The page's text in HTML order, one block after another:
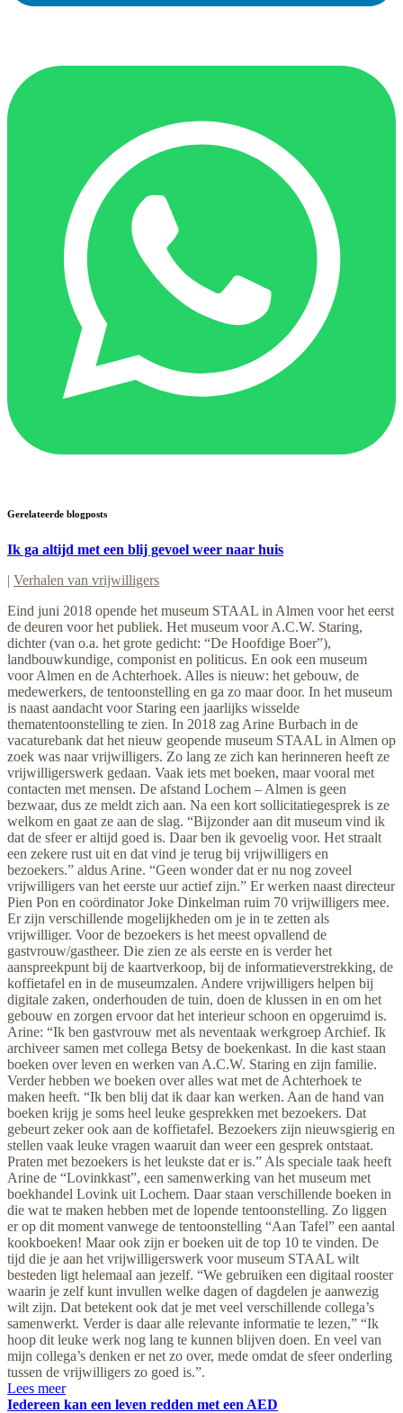
Gerelateerde blogposts
Ik ga altijd met een blij gevoel weer naar huis
| Verhalen van vrijwilligers
Eind juni 2018 opende het museum STAAL in Almen voor het eerst
de deuren voor het publiek. Het museum voor A.C.W. Staring,
dichter (van o.a. het grote gedicht: “De Hoofdige Boer”),
landbouwkundige, componist en politicus. En ook een museum
voor Almen en de Achterhoek. Alles is nieuw: het gebouw, de
medewerkers, de tentoonstelling en ga zo maar door. In het museum
is naast aandacht voor Staring een jaarlijks wisselde
thematentoonstelling te zien. In 2018 zag Arine Burbach in de
vacaturebank dat het nieuw geopende museum STAAL in Almen op
zoek was naar vrijwilligers. Zo lang ze zich kan herinneren heeft ze
vrijwilligerswerk gedaan. Vaak iets met boeken, maar vooral met
contacten met mensen. De afstand Lochem – Almen is geen
bezwaar, dus ze meldt zich aan. Na een kort sollicitatiegesprek is ze
welkom en gaat ze aan de slag. “Bijzonder aan dit museum vind ik
dat de sfeer er altijd goed is. Daar ben ik gevoelig voor. Het straalt
een zekere rust uit en dat vind je terug bij vrijwilligers en
bezoekers.” aldus Arine. “Geen wonder dat er nu nog zoveel
vrijwilligers van het eerste uur actief zijn.” Er werken naast directeur
Pien Pon en coördinator Joke Dinkelman ruim 70 vrijwilligers mee.
Er zijn verschillende mogelijkheden om je in te zetten als
vrijwilliger. Voor de bezoekers is het meest opvallend de
gastvrouw/gastheer. Die zien ze als eerste en is verder het
aanspreekpunt bij de kaartverkoop, bij de informatieverstrekking, de
koffietafel en in de museumzalen. Andere vrijwilligers helpen bij
digitale zaken, onderhouden de tuin, doen de klussen in en om het
gebouw en zorgen ervoor dat het interieur schoon en opgeruimd is.
Arine: “Ik ben gastvrouw met als neventaak werkgroep Archief. Ik
archiveer samen met collega Betsy de boekenkast. In die kast staan
boeken over leven en werken van A.C.W. Staring en zijn familie.
Verder hebben we boeken over alles wat met de Achterhoek te
maken heeft. “Ik ben blij dat ik daar kan werken. Aan de hand van
boeken krijg je soms heel leuke gesprekken met bezoekers. Dat
gebeurt zeker ook aan de koffietafel. Bezoekers zijn nieuwsgierig en
stellen vaak leuke vragen waaruit dan weer een gesprek ontstaat.
Praten met bezoekers is het leukste dat er is.” Als speciale taak heeft
Arine de “Lovinkkast”, een samenwerking van het museum met
boekhandel Lovink uit Lochem. Daar staan verschillende boeken in
die wat te maken hebben met de lopende tentoonstelling. Zo liggen
er op dit moment vanwege de tentoonstelling “Aan Tafel” een aantal
kookboeken! Maar ook zijn er boeken uit de top 10 te vinden. De
tijd die je aan het vrijwilligerswerk voor museum STAAL wilt
besteden ligt helemaal aan jezelf. “We gebruiken een digitaal rooster
waarin je zelf kunt invullen welke dagen of dagdelen je aanwezig
wilt zijn. Dat betekent ook dat je met veel verschillende collega’s
samenwerkt. Verder is daar alle relevante informatie te lezen,” “Ik
hoop dit leuke werk nog lang te kunnen blijven doen. En veel van
mijn collega’s denken er net zo over, mede omdat de sfeer onderling
tussen de vrijwilligers zo goed is.”.
Lees meer
Iedereen kan een leven redden met een AED